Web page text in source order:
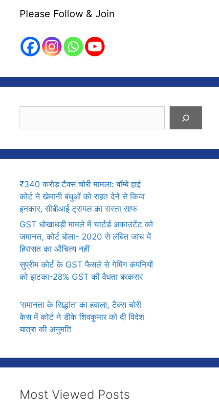
Please Follow & Join
₹340 करोड़ टैक्स चोरी मामला: बॉम्बे हाई
कोर्ट ने खेमानी बंधुओं को राहत देने से किया
इनकार, सीबीआई ट्रायल का रास्ता साफ
GST धोखाधड़ी मामले में चार्टर्ड अकाउंटेंट को
जमानत, कोर्ट बोला- 2020 से लंबित जांच में
हिरासत का औचित्य नहीं
सुप्रीम कोर्ट के GST फैसले से गेमिंग कंपनियों
को झटका-28% GST की वैधता बरकरार
‘समानता के सिद्धांत’ का हवाला, टैक्स चोरी
केस में कोर्ट ने डीके शिवकुमार को दी विदेश
यात्रा की अनुमति
Most Viewed Posts